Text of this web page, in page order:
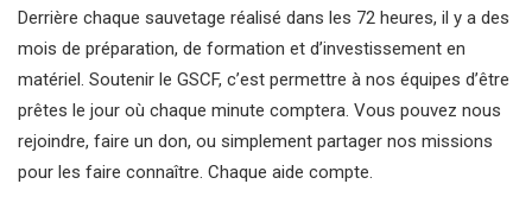
Derrière chaque sauvetage réalisé dans les 72 heures, il y a des
mois de préparation, de formation et d’investissement en
matériel. Soutenir le GSCF, c’est permettre à nos équipes d’être
prêtes le jour où chaque minute comptera. Vous pouvez nous
rejoindre, faire un don, ou simplement partager nos missions
pour les faire connaître. Chaque aide compte.